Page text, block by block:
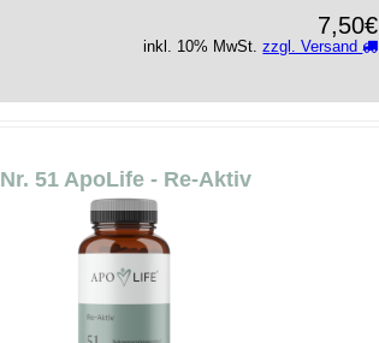
7,50€
inkl. 10% MwSt.zzgl. Versand
Nr. 51 ApoLife - Re-Aktiv